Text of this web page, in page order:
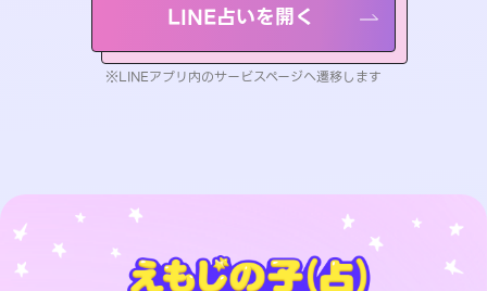
LINE占いを開く
※LINEアプリ内のサービスページへ遷移します